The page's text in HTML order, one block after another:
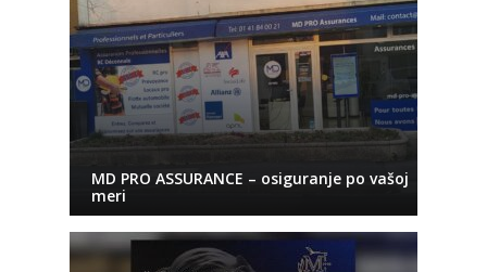
MD PRO ASSURANCE – osiguranje po vašoj
meri